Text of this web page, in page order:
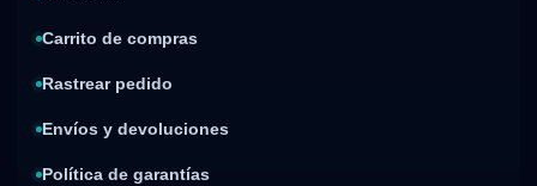
Carrito de compras
Rastrear pedido
Envíos y devoluciones
Política de garantías